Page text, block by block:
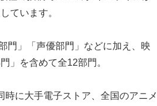
ています。
門」「声優部門」などに加え、映
」を含めて全12部門。
に大手電子ストア、全国のアニメ